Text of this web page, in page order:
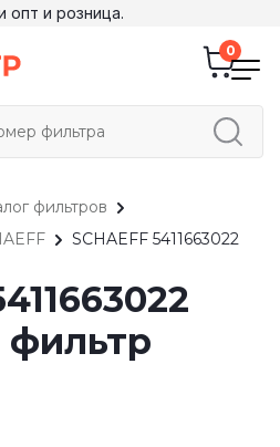
опт и розница.
фильтров
SCHAEFF 5411663022